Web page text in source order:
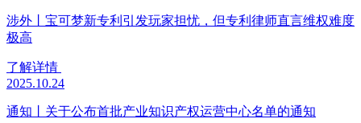
涉外丨宝可梦新专利引发玩家担忧，但专利律师直言维权难度
极高
了解详情
2025.10.24
通知丨关于公布首批产业知识产权运营中心名单的通知